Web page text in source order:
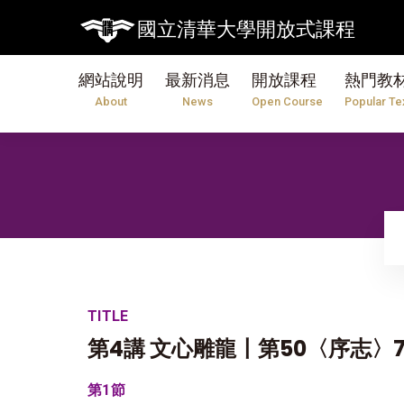
國立清華大學開放式課程
網站說明
About
最新消息
News
開放課程
Open Course
熱門教
Popular
TITLE
第4講 文心雕龍〡第50〈序志〉
第1節